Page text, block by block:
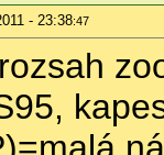
- 23:38:47